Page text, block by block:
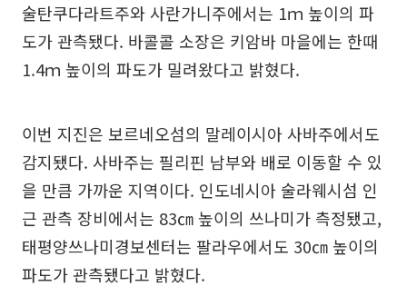
술탄쿠다라트주와 사란가니주에서는 1ｍ 높이의 파
도가 관측됐다. 바콜콜 소장은 키암바 마을에는 한때
1.4ｍ 높이의 파도가 밀려왔다고 밝혔다.
이번 지진은 보르네오섬의 말레이시아 사바주에서도
감지됐다. 사바주는 필리핀 남부와 배로 이동할 수 있
을 만큼 가까운 지역이다. 인도네시아 술라웨시섬 인
근 관측 장비에서는 83㎝ 높이의 쓰나미가 측정됐고,
태평양쓰나미경보센터는 팔라우에서도 30㎝ 높이의
파도가 관측됐다고 밝혔다.